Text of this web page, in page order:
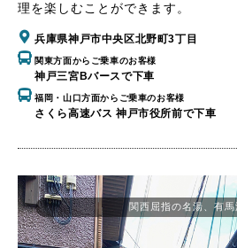
理を楽しむことができます。
兵庫県神戸市中央区北野町3丁目
関東方面からご乗車のお客様
神戸三宮Bバースで下車
福岡・山口方面からご乗車のお客様
さくら高速バス 神戸市役所前で下車
関西屈指の名湯、有